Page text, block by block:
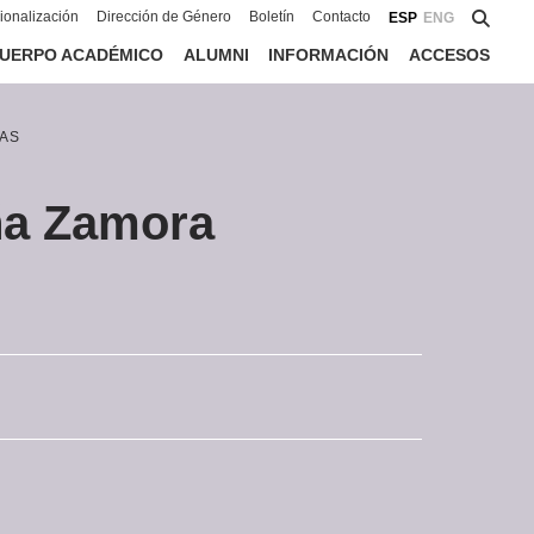
Dirección de Género Boletín Contacto ESP ENG
ACADÉMICO ALUMNI INFORMACIÓN ACCESOS
Zamora